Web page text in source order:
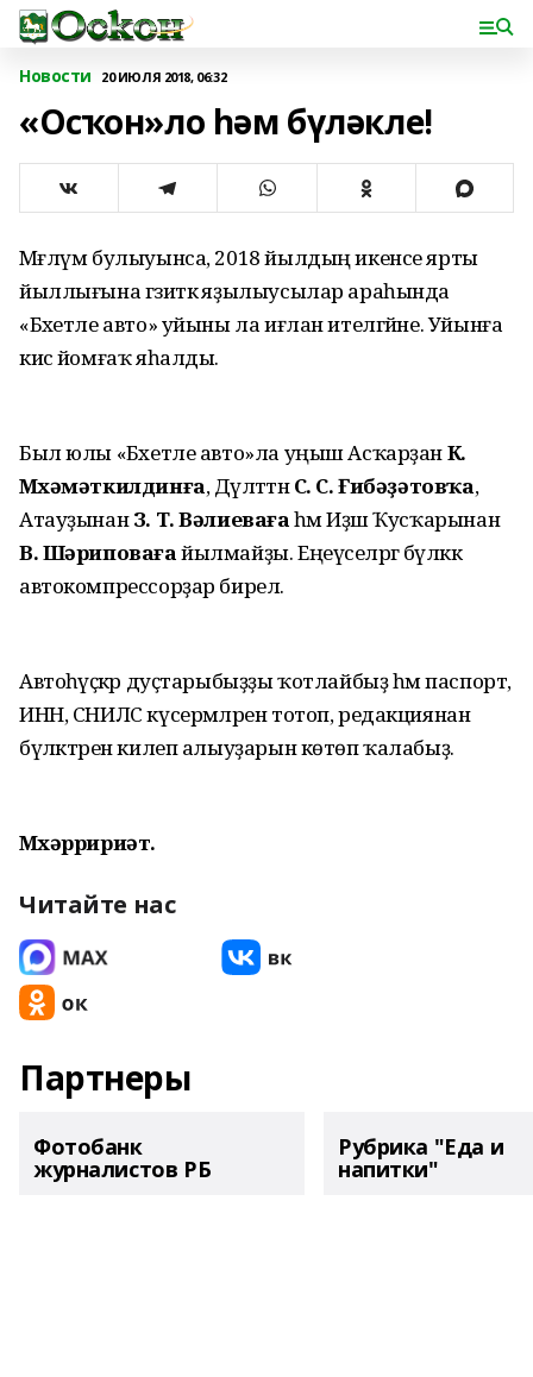
Новости 20 ИЮЛЯ 2018, 06:32
«Осҡон»ло һәм бүләкле!
Мәғлүм булыуынса, 2018 йылдың икенсе ярты
йыллығына гәзиткә яҙылыусылар араһында
«Бәхетле авто» уйыны ла иғлан ителгәйне. Уйынға
кисә йомғаҡ яһалды.
Был юлы «Бәхетле авто»ла уңыш АсҡарҙанК.
Мөхәмәткилдинға, ДәүләттәнС. С. Ғибәҙәтовҡа,
АтауҙынанЗ. Т. Вәлиевағаһәм Иҙәш Ҡусҡарынан
В. Шәриповағайылмайҙы. Еңеүселәргә бүләккә
автокомпрессорҙар бирелә.
Автоһәүәҫкәр дуҫтарыбыҙҙы ҡотлайбыҙ һәм паспорт,
ИНН, СНИЛС күсермәләрен тотоп, редакциянан
бүләктәрен килеп алыуҙарын көтөп ҡалабыҙ.
Мөхәрририәт.
Читайте нас
Партнеры
Фотобанк
журналистов РБ
Рубрика "Еда и
напитки"